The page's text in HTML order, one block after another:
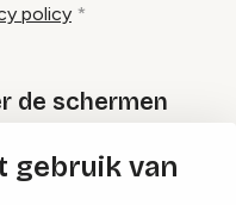
gebruik van
policy
de schermen